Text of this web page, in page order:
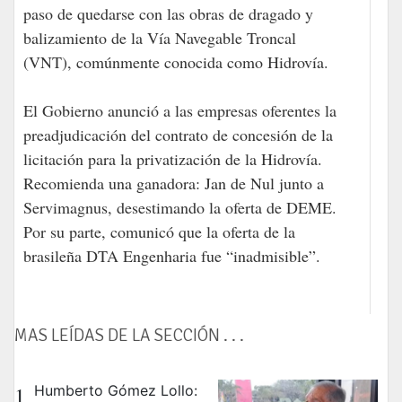
paso de quedarse con las obras de dragado y
balizamiento de la Vía Navegable Troncal
(VNT), comúnmente conocida como Hidrovía.
El Gobierno anunció a las empresas oferentes la
preadjudicación del contrato de concesión de la
licitación para la privatización de la Hidrovía.
Recomienda una ganadora: Jan de Nul junto a
Servimagnus, desestimando la oferta de DEME.
Por su parte, comunicó que la oferta de la
brasileña DTA Engenharia fue “inadmisible”.
MAS LEÍDAS DE LA SECCIÓN . . .
1 Humberto Gómez Lollo: